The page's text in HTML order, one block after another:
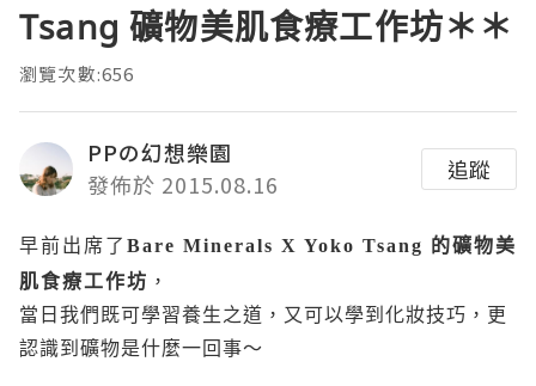
Tsang 礦物美肌食療工作坊＊＊
瀏覽次數:656
PPの幻想樂園
發佈於 2015.08.16
追蹤
早前出席了 Bare Minerals X Yoko Tsang 的礦物美
肌食療工作坊 ，
當日我們既可學習養生之道，又可以學到化妝技巧，更
認識到礦物是什麼一回事～